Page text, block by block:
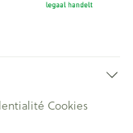
Cookies